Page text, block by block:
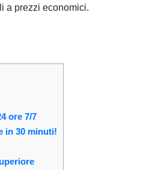
a prezzi economici.
ore 7/7
in 30 minuti!